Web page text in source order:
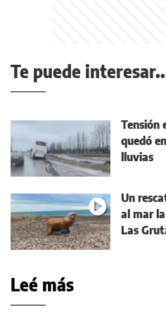
Te puede
Tensión
quedó
lluvias
Un
al mar
Las
Leé más